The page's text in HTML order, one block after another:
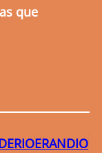
que
ERANDIO